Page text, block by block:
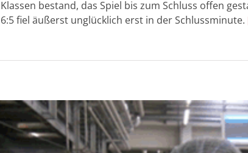
Klassen bestand, das Spiel bis zum Schluss offen
6:5 fiel äußerst unglücklich erst in der Schlussminute.